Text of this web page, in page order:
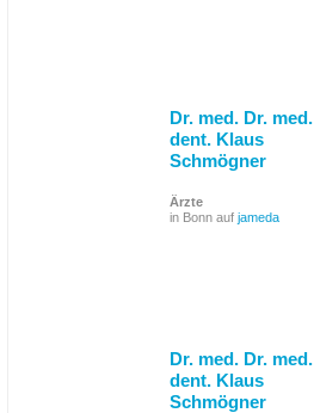
Dr. med. Dr. med.
dent. Klaus
Schmögner
Ärzte
in Bonn auf jameda
Dr. med. Dr. med.
dent. Klaus
Schmögner